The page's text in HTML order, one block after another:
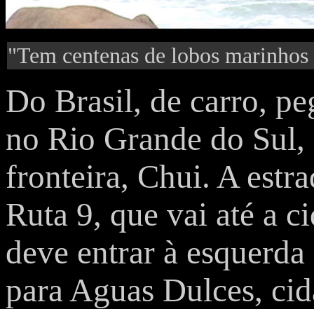
"Tem centenas de lobos marinhos
Do Brasil, de carro,
no Rio Grande do
fronteira, Chui. A
Ruta 9, que vai até a
deve entrar à
para Aguas Dulces,